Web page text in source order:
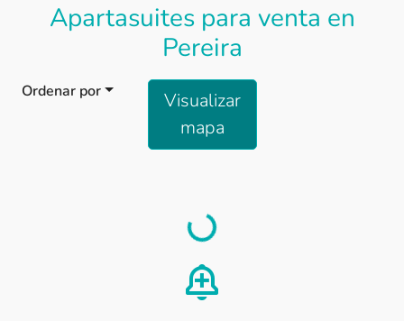
Apartasuites para venta en
Pereira
Ordenar por
Visualizar
mapa
Load